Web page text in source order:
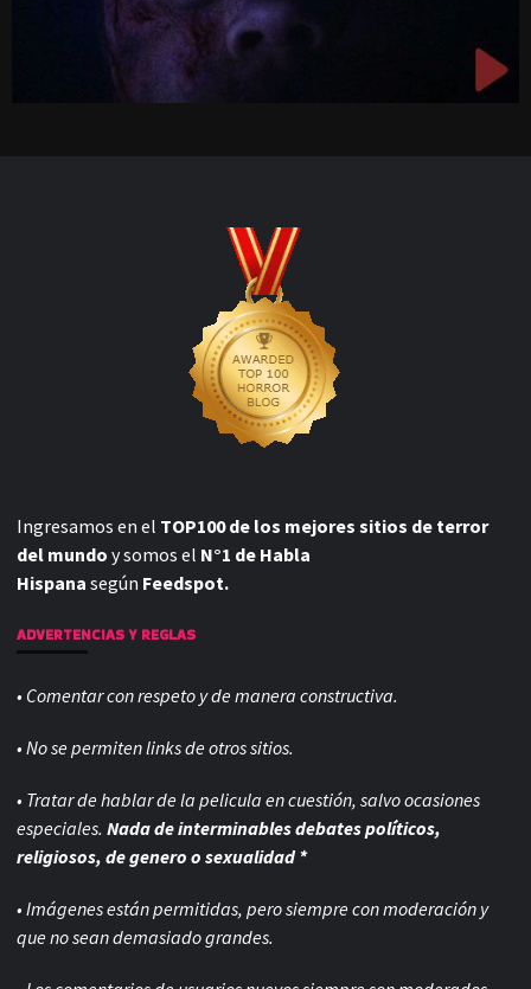
Ingresamos en el TOP100 de los mejores sitios de terror
del mundo y somos el N°1 de Habla
Hispana según Feedspot.
ADVERTENCIAS Y REGLAS
• Comentar con respeto y de manera constructiva.
• No se permiten links de otros sitios.
• Tratar de hablar de la pelicula en cuestión, salvo ocasiones
especiales. Nada de interminables debates políticos,
religiosos, de genero o sexualidad *
• Imágenes están permitidas, pero siempre conmoderación y
que no sean demasiado grandes.